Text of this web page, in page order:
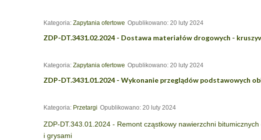
Kategoria: Zapytania ofertowe Opublikowano: 20 luty 2024
ZDP-DT.3431.02.2024 - Dostawa materiałów drogowych -
Kategoria: Zapytania ofertowe Opublikowano: 20 luty 2024
ZDP-DT.3431.01.2024 - Wykonanie przeglądów podstawowych
Kategoria: Przetargi Opublikowano: 20 luty 2024
ZDP-DT.343.01.2024 - Remont cząstkowy nawierzchni
i grysami